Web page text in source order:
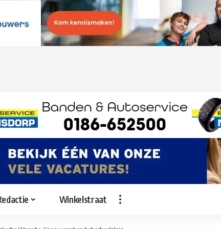
Winkelstraat